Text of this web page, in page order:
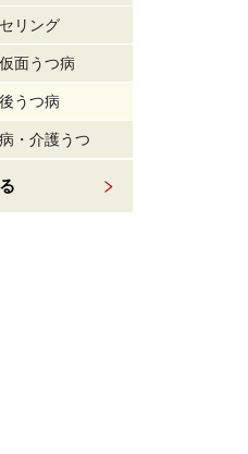
リング
面うつ病
うつ病
・介護うつ